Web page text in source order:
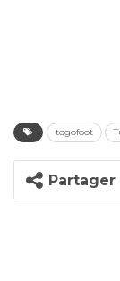
togofoot
Partager